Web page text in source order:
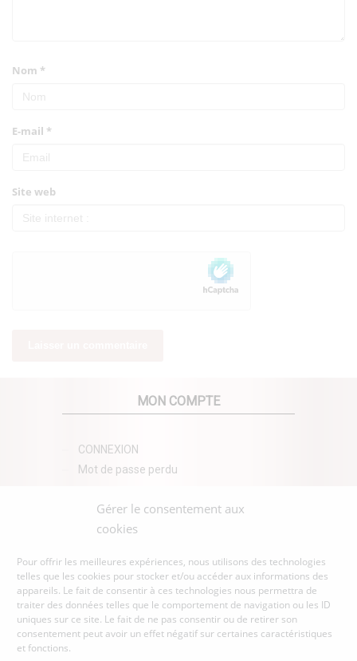
Gérer le consentement aux
cookies
Pour offrir les meilleures expériences, nous utilisons des technologies
telles que les cookies pour stocker et/ou accéder aux informations des
appareils. Le fait de consentir à ces technologies nous permettra de
traiter des données telles que le comportement de navigation ou les ID
uniques sur ce site. Le fait de ne pas consentir ou de retirer son
consentement peut avoir un effet négatif sur certaines caractéristiques
et fonctions.
Nom *
E-mail *
Site web
MON COMPTE
CONNEXION
Mot de passe perdu
AZUR BEAUTY ESHOP